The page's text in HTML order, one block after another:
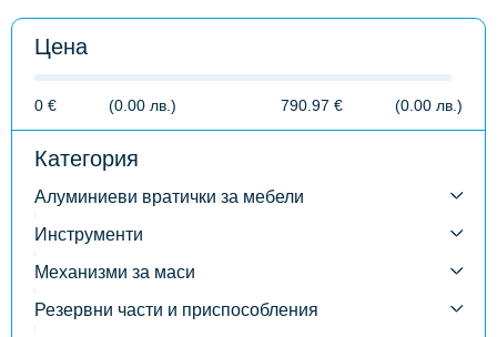
лв.)
Цена
0 € (0.00 лв. ) 790.97 € (0.00 лв. )
Категория
Алуминиеви вратички за мебели
Инструменти
Механизми за маси
Резервни части и приспособления